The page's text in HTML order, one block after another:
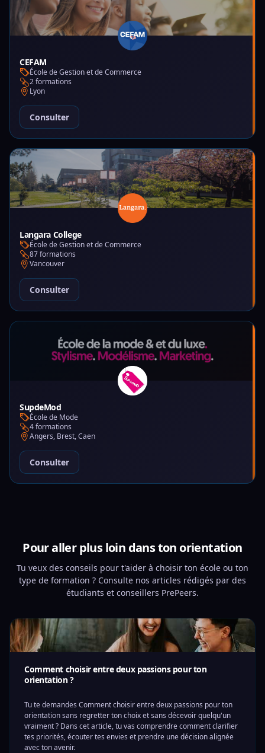
CEFAM
École de Gestion et de Commerce
2 formations
Lyon
Consulter
Langara College
École de Gestion et de Commerce
87 formations
Vancouver
Consulter
SupdeMod
École de Mode
4 formations
Angers, Brest, Caen
Consulter
Pour aller plus loin dans ton orientation
Tu veux des conseils pour t'aider à choisir ton école ou ton
type de formation ? Consulte nos articles rédigés par des
étudiants et conseillers PrePeers.
Comment choisir entre deux passions pour ton
orientation ?
Tu te demandes Comment choisir entre deux passions pour ton
orientation sans regretter ton choix et sans décevoir quelqu'un
vraiment ? Dans cet article, tu vas comprendre comment clarifier
tes priorités, écouter tes envies et prendre une décision alignée
avec ton avenir.